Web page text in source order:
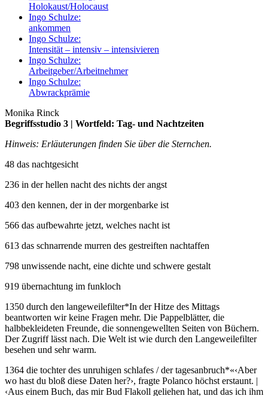
Holokaust/Holocaust
Ingo Schulze:
ankommen
Ingo Schulze:
Intensität – intensiv – intensivieren
Ingo Schulze:
Arbeitgeber/Arbeitnehmer
Ingo Schulze:
Abwrackprämie
Monika Rinck
Begriffsstudio 3 | Wortfeld: Tag- und Nachtzeiten
Hinweis: Erläuterungen finden Sie über die Sternchen.
48 das nachtgesicht
236 in der hellen nacht des nichts der angst
403 den kennen, der in der morgenbarke ist
566 das aufbewahrte jetzt, welches nacht ist
613 das schnarrende murren des gestreiften nachtaffen
798 unwissende nacht, eine dichte und schwere gestalt
919 übernachtung im funkloch
1350 durch den langeweilefilter*In der Hitze des Mittags
beantworten wir keine Fragen mehr. Die Pappelblätter, die
halbbekleideten Freunde, die sonnengewellten Seiten von Büchern.
Der Zugriff lässt nach. Die Welt ist wie durch den Langeweilefilter
besehen und sehr warm.
1364 die tochter des unruhigen schlafes / der tagesanbruch*«‹Aber
wo hast du bloß diese Daten her?›, fragte Polanco höchst erstaunt. |
‹Aus einem Buch, das mir Bud Flakoll geliehen hat, und das ich ihm